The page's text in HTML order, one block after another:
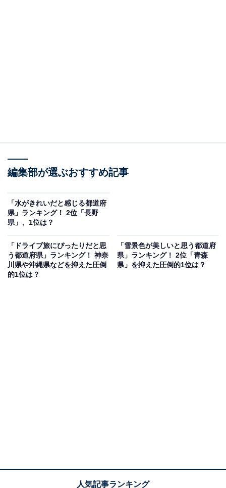
代女性／東京都）、「弘前公園の桜はガチで日本トップ
マジで幻想的」（30代女性／秋田県）、「弘前城の桜を
見に行ったことがあるが、見事であった。弘前城がある
公園も広々として散策に最適、お堀に映った桜も素晴ら
しかった」（50代女性／千葉県）といった声が集まりま
した。
東京都は、上野恩賜（おんし）公園、目黒川、千鳥ヶ
淵、井の頭恩賜公園など、都市の中に多くの桜名所を抱
編集部が選ぶおすすめ記事
「水がきれいだと感じる都道府
県」ランキング！ 2位「長野
県」、1位は？
「ドライブ旅にぴったりだと思
う都道府県」ランキング！ 神奈
川県や沖縄県などを抑えた圧倒
的1位は？
「雪景色が美しいと思う都道府
県」ランキング！ 2位「青森
県」を抑えた圧倒的1位は？